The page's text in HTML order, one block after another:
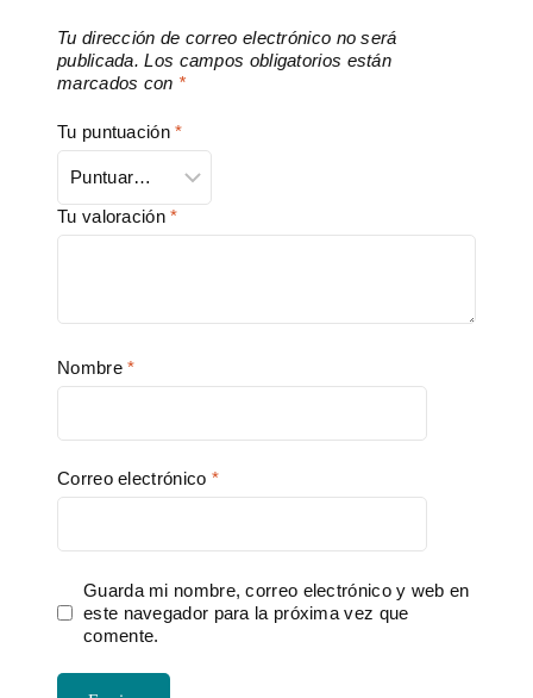
Tu dirección de correo electrónico no será
publicada. Los campos obligatorios están
marcados con *
Tu puntuación*
Tu valoración*
Nombre*
Correo electrónico *
Guarda mi nombre, correo electrónico y web en
este navegador para la próxima vez que
comente.